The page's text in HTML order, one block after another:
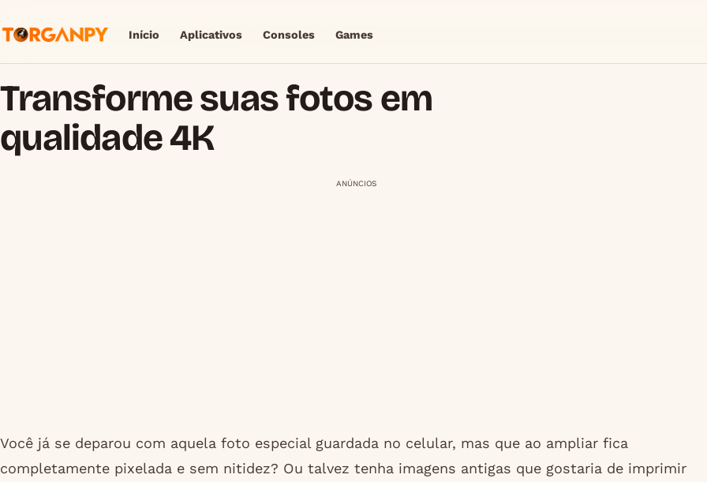
Início Aplicativos Consoles Games
Transforme suas fotos em
qualidade 4K
ANÚNCIOS
Você já se deparou com aquela foto especial guardada no celular, mas que ao ampliar fica
completamente pixelada e sem nitidez? Ou talvez tenha imagens antigas que gostaria de imprimir